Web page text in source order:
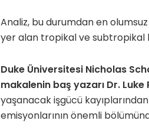
Analiz, bu durumdan en
yer alan tropikal ve subtropikal
Duke Üniversitesi Nicholas
makalenin baş yazarı Dr. Luke
yaşanacak işgücü
emisyonlarının önemli